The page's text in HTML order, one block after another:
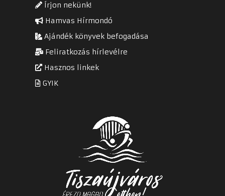
Írjon nekünk!
Hamvas Hírmondó
Ajándék könyvek befogadása
Feliratkozás hírlevélre
Hasznos linkek
GYIK